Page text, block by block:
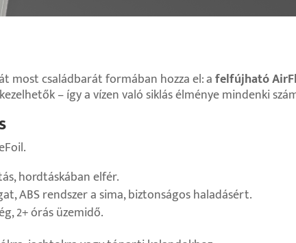
most családbarát formában hozza el: afelfújható
– így a vízen való siklás élménye mindenki
hordtáskában elfér.
ABS rendszer a sima, biztonságos haladásért.
2+ órás üzemidő.